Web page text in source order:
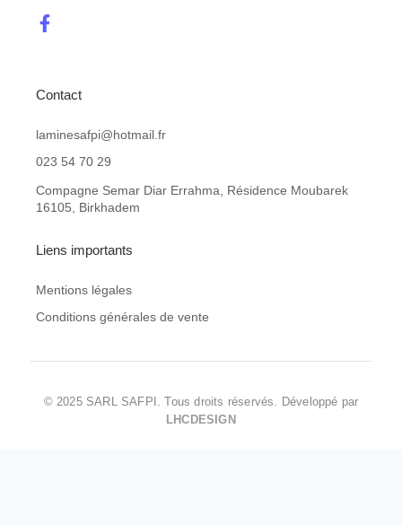
Contact
laminesafpi@hotmail.fr
023 54 70 29
Compagne Semar Diar Errahma, Résidence Moubarek
16105, Birkhadem
Liens importants
Mentions légales
Conditions générales de vente
© 2025 SARL SAFPI. Tous droits réservés. Développé par
LHCDESIGN